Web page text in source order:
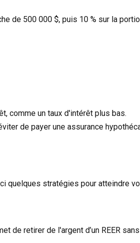
de 500 000 $, puis 10 % sur la
comme un taux d'intérêt plus bas.
de payer une assurance
quelques stratégies pour atteindre
de retirer de l'argent d’un REER